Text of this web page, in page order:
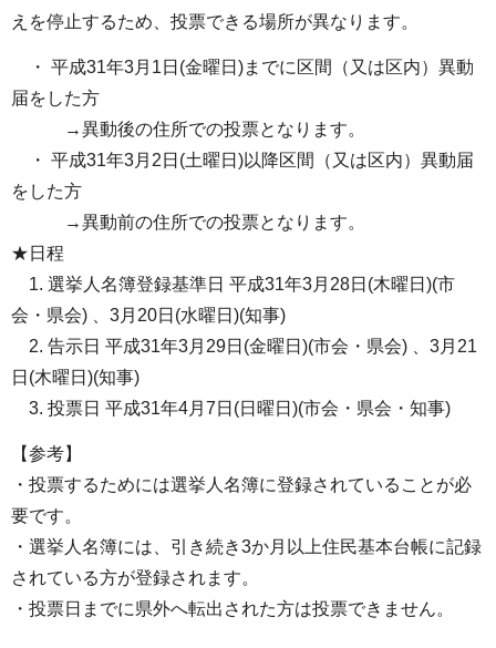
えを停止するため、投票できる場所が異なります。
・ 平成31年3月1日(金曜日)までに区間（又は区内）異動
届をした方
→異動後の住所での投票となります。
・ 平成31年3月2日(土曜日)以降区間（又は区内）異動届
をした方
→異動前の住所での投票となります。
★日程
1. 選挙人名簿登録基準日 平成31年3月28日(木曜日)(市
会・県会) 、3月20日(水曜日)(知事)
2. 告示日 平成31年3月29日(金曜日)(市会・県会) 、3月21
日(木曜日)(知事)
3. 投票日 平成31年4月7日(日曜日)(市会・県会・知事)
【参考】
・投票するためには選挙人名簿に登録されていることが必
要です。
・選挙人名簿には、引き続き3か月以上住民基本台帳に記録
されている方が登録されます。
・投票日までに県外へ転出された方は投票できません。